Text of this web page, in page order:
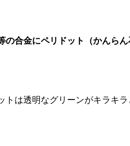
の合金にペリドット（かんら
トは透明なグリーンがキラキラ